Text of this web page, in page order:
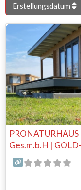
Erstellungsdatum
Ges.m.b.H |